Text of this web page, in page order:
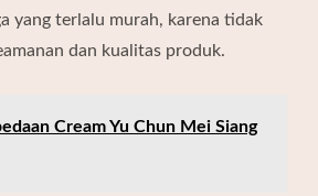
yang terlalu murah, karena tidak
dan kualitas produk.
Cream Yu Chun Mei Siang